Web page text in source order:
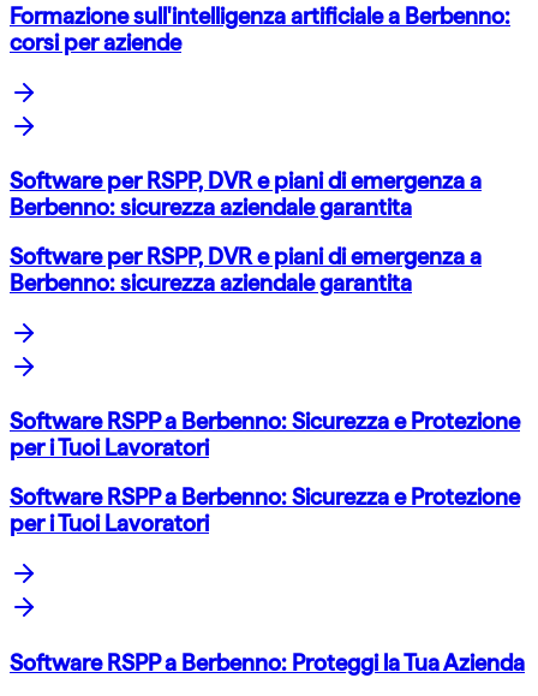
Formazione sull'intelligenza artificiale a Berbenno:
corsi per aziende
Software per RSPP, DVR e piani di emergenza a
Berbenno: sicurezza aziendale garantita
Software per RSPP, DVR e piani di emergenza a
Berbenno: sicurezza aziendale garantita
Software RSPP a Berbenno: Sicurezza e Protezione
per i Tuoi Lavoratori
Software RSPP a Berbenno: Sicurezza e Protezione
per i Tuoi Lavoratori
Software RSPP a Berbenno: Proteggi la Tua Azienda